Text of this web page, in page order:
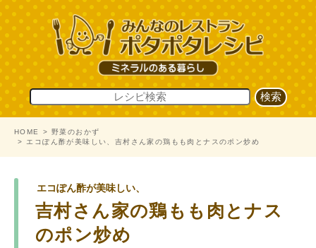
HOME
野菜のおかず
エコぽん酢が美味しい、吉村さん家の鶏もも肉とナスのポン炒め
エコぽん酢が美味しい、
吉村さん家の鶏もも肉とナス
のポン炒め